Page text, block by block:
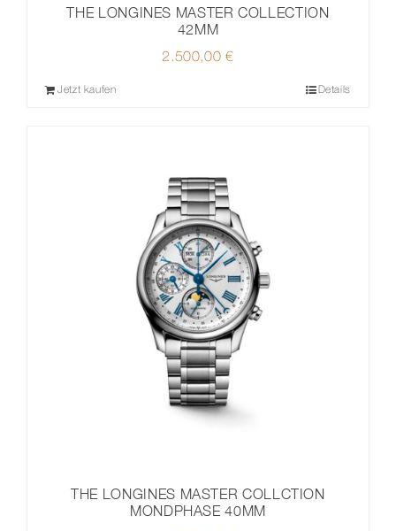
THE LONGINES MASTER COLLECTION
42MM
2.500,00€
Jetzt kaufen Details
THE LONGINES MASTER COLLCTION
MONDPHASE 40MM